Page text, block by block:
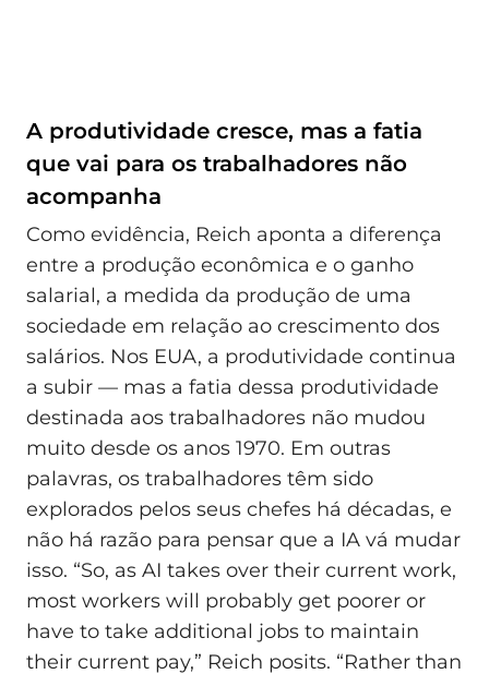
A produtividade cresce, mas a fatia
que vai para os trabalhadores não
acompanha
Como evidência, Reich aponta a diferença
entre a produção econômica e o ganho
salarial, a medida da produção de uma
sociedade em relação ao crescimento dos
salários. Nos EUA, a produtividade continua
a subir — mas a fatia dessa produtividade
destinada aos trabalhadores não mudou
muito desde os anos 1970. Em outras
palavras, os trabalhadores têm sido
explorados pelos seus chefes há décadas, e
não há razão para pensar que a IA vá mudar
isso. “So, as AI takes over their current work,
most workers will probably get poorer or
have to take additional jobs to maintain
their current pay,” Reich posits. “Rather than